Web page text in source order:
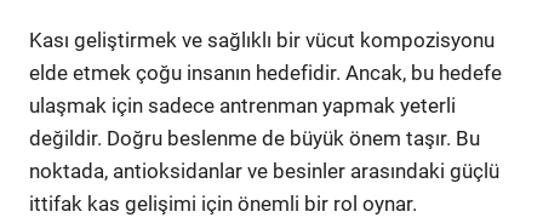
Kası geliştirmek ve sağlıklı bir vücut kompozisyonu
elde etmek çoğu insanın hedefidir. Ancak, bu hedefe
ulaşmak için sadece antrenman yapmak yeterli
değildir. Doğru beslenme de büyük önem taşır. Bu
noktada, antioksidanlar ve besinler arasındaki güçlü
ittifak kas gelişimi için önemli bir rol oynar.